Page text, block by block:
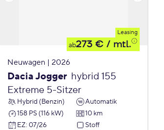
Leasing
ab273 € / mtl.
Neuwagen | 2026
Dacia Jogger hybrid 155
Extreme 5-Sitzer
Hybrid (Benzin)
Automatik
158 PS (116 kW)
10 km
EZ: 07/26 Stoff